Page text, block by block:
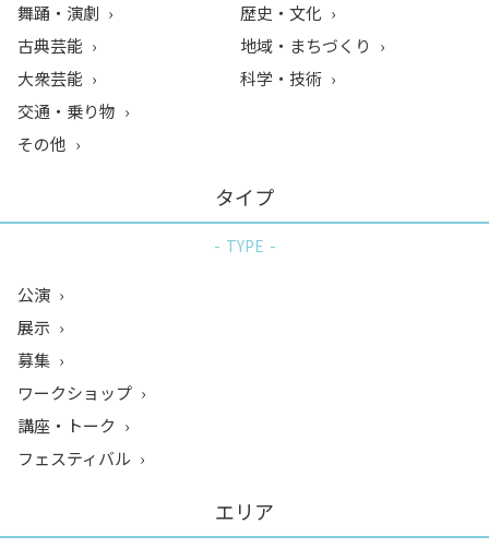
舞踊・演劇
古典芸能
大衆芸能
歴史・文化
地域・まちづくり
科学・技術
交通・乗り物
その他
タイプ
TYPE
公演
展示
募集
ワークショップ
講座・トーク
フェスティバル
エリア